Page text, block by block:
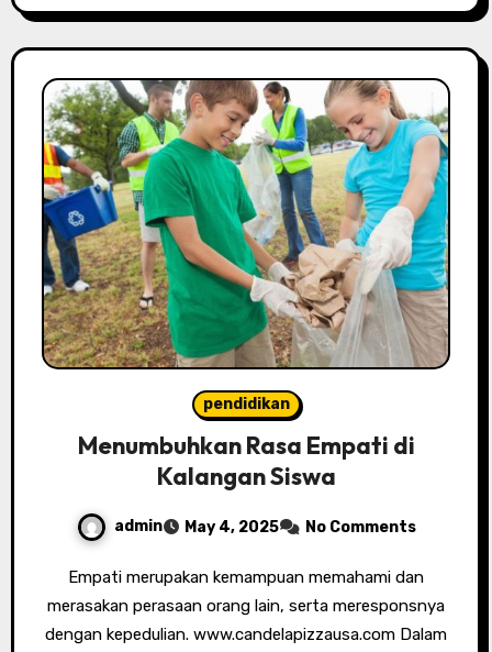
pendidikan
Menumbuhkan Rasa Empati di
Kalangan Siswa
admin May 4, 2025 No Comments
Empati merupakan kemampuan memahami dan
merasakan perasaan orang lain, serta meresponsnya
dengan kepedulian. www.candelapizzausa.com Dalam